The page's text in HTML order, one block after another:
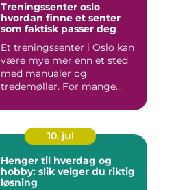
Treningssenter oslo
hvordan finne et senter
som faktisk passer deg
Et treningssenter i Oslo kan
være mye mer enn et sted
med manualer og
tredemøller. For mange
10. jul
Henger til hverdag og
hobby: slik velger du riktig
løsning